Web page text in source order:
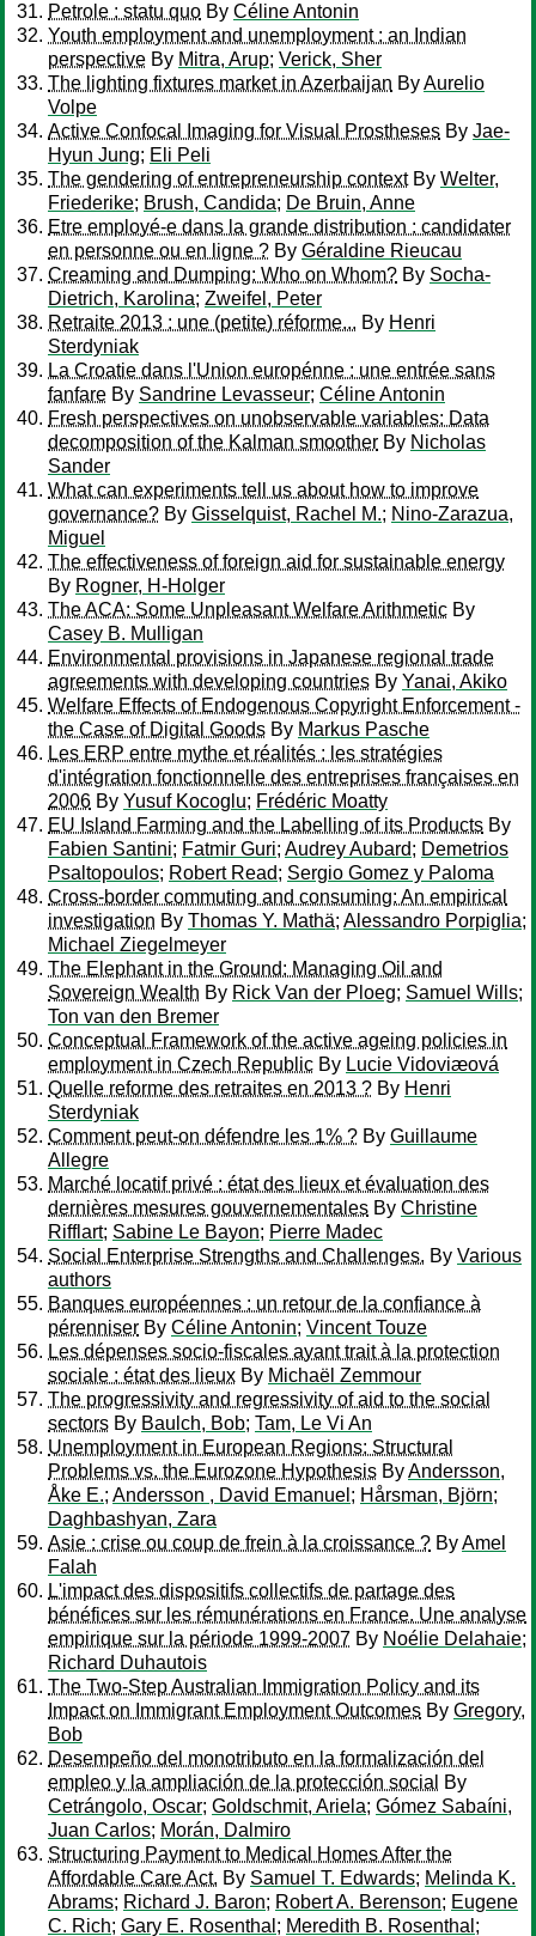
Petrole : statu quo By Céline Antonin
Youth employment and unemployment : an Indian
perspective By Mitra, Arup; Verick, Sher
The lighting fixtures market in Azerbaijan ByAurelio
Volpe
Active Confocal Imaging for Visual Prostheses By Jae-
Hyun Jung; Eli Peli
The gendering of entrepreneurship contextBy Welter,
Friederike; Brush, Candida; De Bruin, Anne
Etre employé-e dans la grande distribution : candidater
en personne ou en ligne ? By Géraldine Rieucau
Creaming and Dumping: Who on Whom? By Socha-
Dietrich, Karolina; Zweifel, Peter
Retraite 2013 : une (petite) réforme... By Henri
Sterdyniak
La Croatie dans l'Union europénne : une entrée sans
fanfare By Sandrine Levasseur; Céline Antonin
Fresh perspectives on unobservable variables: Data
decomposition of the Kalman smoother By Nicholas
Sander
What can experiments tell us about how to improve
governance? By Gisselquist, Rachel M.; Nino-Zarazua,
Miguel
The effectiveness of foreign aid for sustainable energy
By Rogner, H-Holger
The ACA: Some Unpleasant Welfare Arithmetic By
Casey B. Mulligan
Environmental provisions in Japanese regional trade
agreements with developing countries By Yanai, Akiko
Welfare Effects of Endogenous Copyright Enforcement -
the Case of Digital Goods By Markus Pasche
Les ERP entre mythe et réalités : les stratégies
d'intégration fonctionnelle des entreprises françaises en
2006 By Yusuf Kocoglu; Frédéric Moatty
EU Island Farming and the Labelling of its Products By
Fabien Santini; Fatmir Guri; Audrey Aubard; Demetrios
Psaltopoulos; Robert Read; Sergio Gomez y Paloma
Cross-border commuting and consuming: An empirical
investigation By Thomas Y. Mathä; Alessandro Porpiglia;
Michael Ziegelmeyer
The Elephant in the Ground: Managing Oil and
Sovereign Wealth By Rick Van der Ploeg; Samuel Wills;
Ton van den Bremer
Conceptual Framework of the active ageing policies in
employment in Czech Republic By Lucie Vidoviæová
Quelle reforme des retraites en 2013 ? By Henri
Sterdyniak
Comment peut-on défendre les 1% ? By Guillaume
Allegre
Marché locatif privé : état des lieux et évaluation des
dernières mesures gouvernementales By Christine
Rifflart; Sabine Le Bayon; Pierre Madec
Social Enterprise Strengths and Challenges. By Various
authors
Banques européennes : un retour de la confiance à
pérenniser By Céline Antonin; Vincent Touze
Les dépenses socio-fiscales ayant trait à la protection
sociale : état des lieux By Michaël Zemmour
The progressivity and regressivity of aid to the social
sectors By Baulch, Bob; Tam, Le Vi An
Unemployment in European Regions: Structural
Problems vs. the Eurozone Hypothesis ByAndersson,
Åke E.; Andersson , David Emanuel ; Hårsman, Björn;
Daghbashyan, Zara
Asie : crise ou coup de frein à la croissance ? ByAmel
Falah
L'impact des dispositifs collectifs de partage des
bénéfices sur les rémunérations en France. Une analyse
empirique sur la période 1999-2007 By Noélie Delahaie;
Richard Duhautois
The Two-Step Australian Immigration Policy and its
Impact on Immigrant Employment Outcomes By Gregory,
Bob
Desempeño del monotributo en la formalización del
empleo y la ampliación de la protección social
By
Cetrángolo, Oscar; Goldschmit, Ariela; Gómez Sabaíni,
Juan Carlos; Morán, Dalmiro
Structuring Payment to Medical Homes After the
Affordable Care Act. By Samuel T. Edwards; Melinda K.
Abrams; Richard J. Baron; Robert A. Berenson; Eugene
C. Rich; Gary E. Rosenthal ; Meredith B. Rosenthal ;